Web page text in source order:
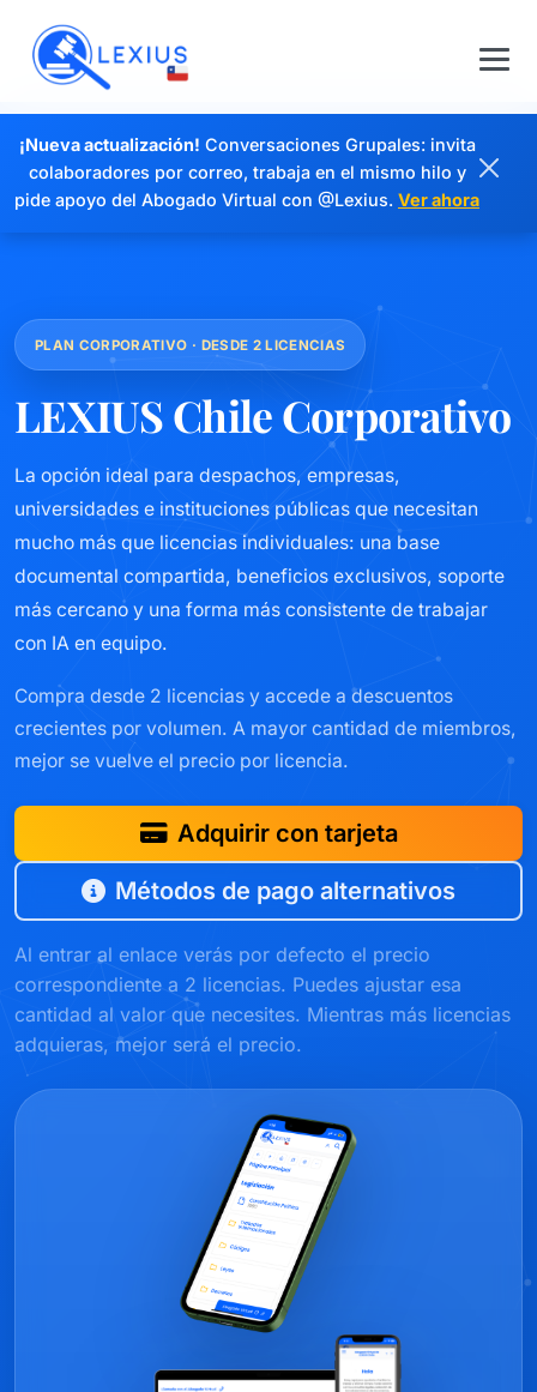
¡Nueva actualización! Conversaciones Grupales: invita
colaboradores por correo, trabaja en el mismo hilo y
pide apoyo del Abogado Virtual con @Lexius. Ver ahora
PLAN CORPORATIVO · DESDE 2 LICENCIAS
LEXIUS Chile Corporativo
La opción ideal para despachos, empresas,
universidades e instituciones públicas que necesitan
mucho más que licencias individuales: una base
documental compartida, beneficios exclusivos, soporte
más cercano y una forma más consistente de trabajar
con IA en equipo.
Compra desde 2 licencias y accede a descuentos
crecientes por volumen. A mayor cantidad de miembros,
mejor se vuelve el precio por licencia.
Adquirir con tarjeta
Métodos de pago alternativos
Al entrar al enlace verás por defecto el precio
correspondiente a 2 licencias. Puedes ajustar esa
cantidad al valor que necesites. Mientras más licencias
adquieras, mejor será el precio.